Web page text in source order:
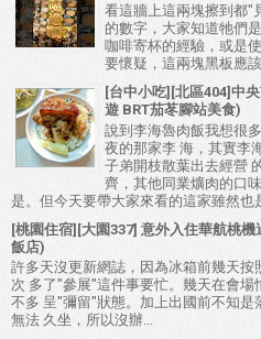
看這牆上這兩塊擦到都"
的數字，大家知道牠們
咖啡寄杯的經驗，或是
要懷疑，這兩塊黑板應
[台中小吃][北區404]中
遊 BRT茄苳腳站美食)
說到李海魯肉飯我想很
夜的那家李 海，其實李
子弟開枝散葉出去經營
齊，其他同業爌肉的口
是。但今天要帶大家來看的這家雖然也
[桃園住宿][大園337] 意外入住華航桃機
飯店)
許多天沒更新網誌，因為冰箱前幾天
次 多了"參展"這件事要忙。幾天在會
不多 呈"彌留"狀態。加上出國前不知
無法 久坐，所以沒辦...